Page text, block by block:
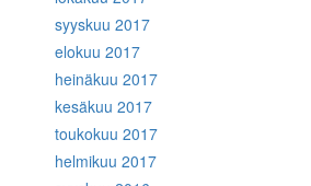
syyskuu 2017
elokuu 2017
heinäkuu 2017
kesäkuu 2017
toukokuu 2017
helmikuu 2017